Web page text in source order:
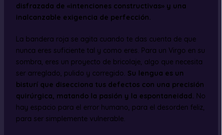
disfrazada de «intenciones constructivas» y una
inalcanzable exigencia de perfección.
La bandera roja se agita cuando te das cuenta de que
nunca eres suficiente tal y como eres. Para un Virgo en su
sombra, eres un proyecto de bricolaje, algo que necesita
ser arreglado, pulido y corregido. Su lengua es un
bisturí que disecciona tus defectos con una precisión
quirúrgica, matando la pasión y la espontaneidad. No
hay espacio para el error humano, para el desorden feliz,
para ser simplemente vulnerable.